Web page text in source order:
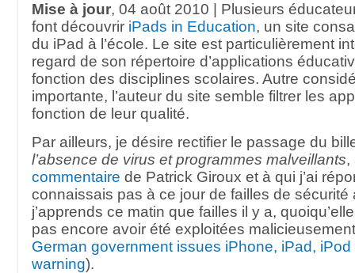
Mise à jour, 04 août 2010 | Plusieurs
font découvrir iPads in Education, un site
du iPad à l’école. Le site est particulièrement
regard de son répertoire d’applications
fonction des disciplines scolaires. Autre
importante, l’auteur du site semble filtrer les
fonction de leur qualité.
Par ailleurs, je désire rectifier le passage du
l’absence de virus et programmes malveillants,
commentaire de Patrick Giroux et à qui j’ai
connaissais pas à ce jour de failles de sécurité
j’apprends ce matin que failles il y a,
pas encore avoir été exploitées
German government issues iPhone, iPad,
warning).